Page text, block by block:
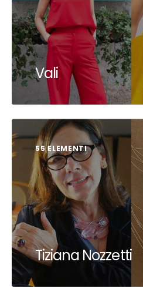
Vali
55 ELEMENTI
Tiziana Nozzetti